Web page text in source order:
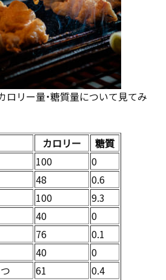
ロリー量・糖質量について見てみ
カロリー
糖質
100
0
48
0.6
100
9.3
40
0
76
0.1
40
0
61
0.4